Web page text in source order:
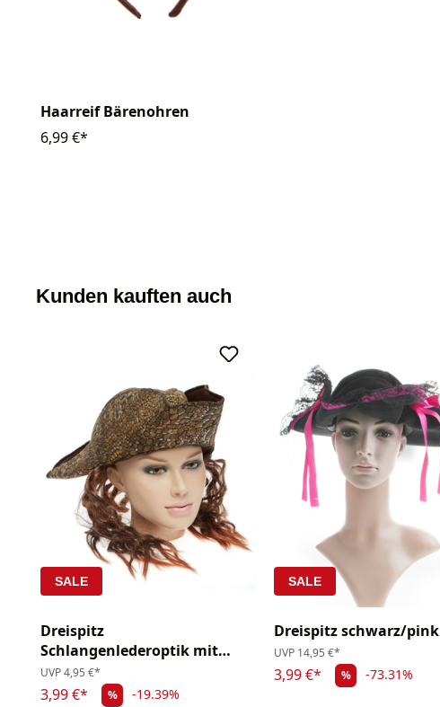
Haarreif Bärenohren
6,99 €*
Kunden kauften auch
SALE
Dreispitz
Schlangenlederoptik mit
Haaren
UVP4,95 €*
3,99 €* % -19.39%
SALE
Dreispitz schwarz/pink
UVP 14,95 €*
3,99 €* % -73.31%